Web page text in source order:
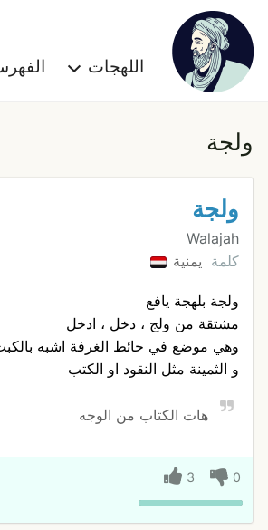
اللهجات
ولجة
ولجة
Walajah
كلمة يمنية
ولجة بلهجة يافع
مشتقة من ولج ، دخل ، ادخل
وهي موضع في حائط الغرفة اشبه
و الثمينة مثل النقود او الكتب
هات الكتاب من الوجه
0
3